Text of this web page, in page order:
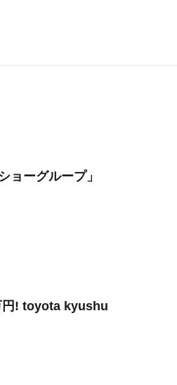
ョーグループ」
円! toyota kyushu